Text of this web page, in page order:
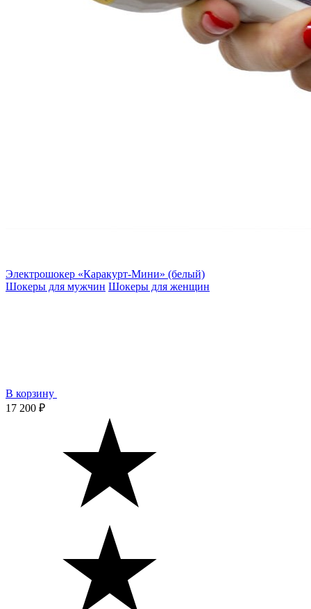
Электрошокер «Каракурт-Мини» (белый)
Шокеры для мужчин Шокеры для женщин
В корзину
17 200 ₽